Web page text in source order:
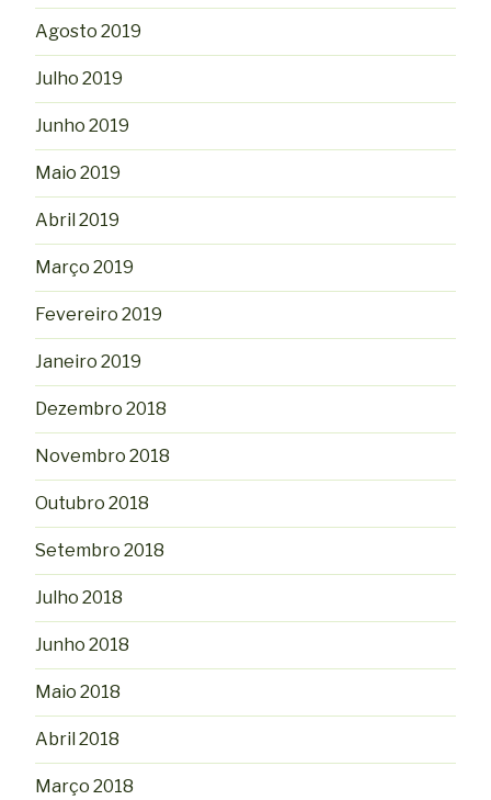
Agosto 2019
Julho 2019
Junho 2019
Maio 2019
Abril 2019
Março 2019
Fevereiro 2019
Janeiro 2019
Dezembro 2018
Novembro 2018
Outubro 2018
Setembro 2018
Julho 2018
Junho 2018
Maio 2018
Abril 2018
Março 2018